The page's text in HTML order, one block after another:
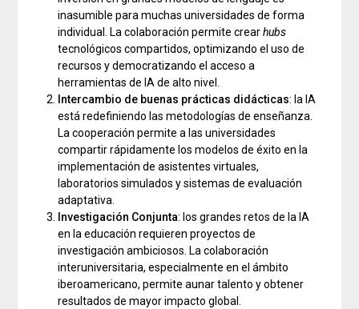
inasumible para muchas universidades de forma
individual. La colaboración permite crearhubs
tecnológicos compartidos, optimizando el uso de
recursos y democratizando el acceso a
herramientas de IA de alto nivel.
Intercambio de buenas prácticas didácticas: la IA
está redefiniendo las metodologías de enseñanza.
La cooperación permite a las universidades
compartir rápidamente los modelos de éxito en la
implementación de asistentes virtuales,
laboratorios simulados y sistemas de evaluación
adaptativa.
Investigación Conjunta: los grandes retos de la IA
en la educación requieren proyectos de
investigación ambiciosos. La colaboración
interuniversitaria, especialmente en el ámbito
iberoamericano, permite aunar talento y obtener
resultados de mayor impacto global.